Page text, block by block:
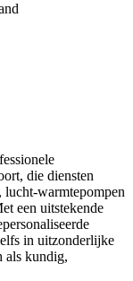
die diensten
lucht‑warmtepompen
een uitstekende
in uitzonderlijke
als kundig,